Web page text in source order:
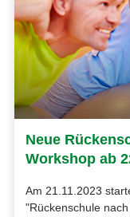
Neue
Workshop ab
Am 21.11.2023
"Rückenschule